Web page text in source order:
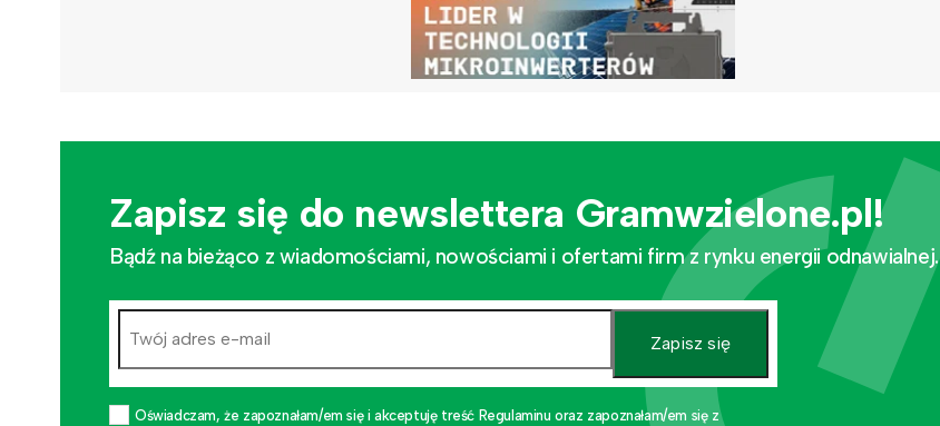
Zapisz się do newslettera Gramwzielone.pl!
Bądź na bieżąco z wiadomościami, nowościami i ofertami firm z rynku energii odnawialnej.
Zapisz się
Oświadczam, że zapoznałam/em się i akceptuję treść Regulaminu oraz zapoznałam/em się z